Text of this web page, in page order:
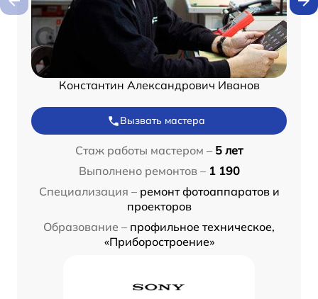
Константин Александрович Иванов
Вызвать мастера
Стаж работы мастером – 5 лет
Выполнено ремонтов – 1 190
Специализация – ремонт фотоаппаратов и
проекторов
Образование – профильное техническое,
«Приборостроение»